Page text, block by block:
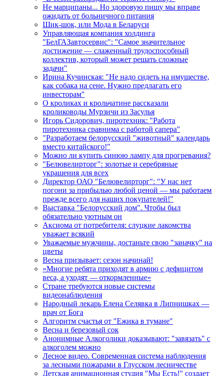
Не марципаны... Но здоровую пищу мы вправе
ожидать от больничного питания
Шик-шок, или Мода в Беларуси
Управляющая компания холдинга
"БелГАЗавтосервис": "Самое значительное
достижение — слаженный трудоспособный
коллектив, который может решать сложные
задачи"
Ирина Кучинская: "Не надо сидеть на имуществе,
как собака на сене. Нужно предлагать его
инвесторам"
О кроликах и крольчатине рассказали
кролиководы Мурзичи из Засулья
Игорь Сидорович, пиротехник: "Работа
пиротехника сравнима с работой сапера"
"Разработаем белорусский "животный" календарь
вместо китайского!"
Можно ли купить синюю лампу для прогревания?
"Белювелирторг": золотые и серебряные
украшения для всех
Директор ОАО "Белювелирторг": "У нас нет
погони за прибылью любой ценой — мы работаем
прежде всего для наших покупателей!"
Выставка "Белорусский дом". Чтобы был
обязательно уютным он
Аксиома от потребителя: слуцкие лакомства
уважает всякий
Уважаемые мужчины, достаньте свою "заначку" на
цветы
Весна призывает: сезон начинай!
«Многие ребята приходят в армию с дефицитом
веса, а уходят — откормленные»
Стране требуются новые системы
видеонаблюдения
Народный лекарь Елена Селявка в Липнишках —
врач от Бога
Алгоритм счастья от "Ежика в тумане"
Весна и березовый сок
Анонимные Алкоголики доказывают: "завязать" с
алкоголем можно
Лесное видео. Современная система наблюдения
за лесными пожарами в Глусском лесничестве
Детская анимационная студия "Мы Есть!" создает